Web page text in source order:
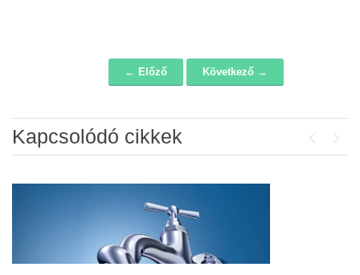
← Előző Következő →
Kapcsolódó cikkek
Álláspályázat – konyhai kisegítő
Lakossági fórum az Erzsébet téri